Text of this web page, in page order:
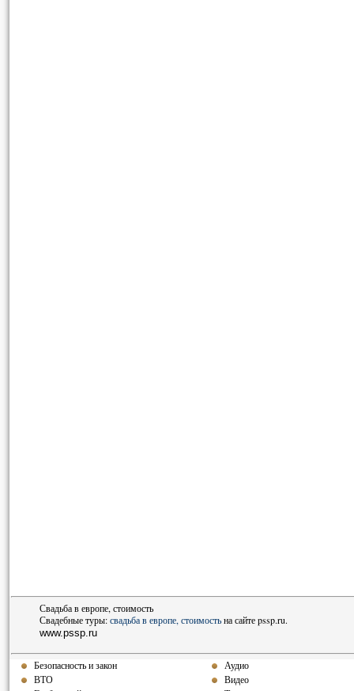
Свадьба в европе, стоимость
Свадебные туры:свадьба в европе, стоимостьна сайте pssp.ru.
www.pssp.ru
Безопасность и закон
ВТО
Аудио
Видео